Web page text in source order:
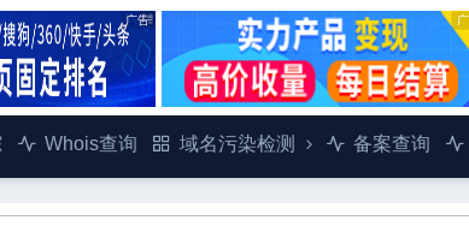
广告
Whois查询 域名污染检测 备案查询